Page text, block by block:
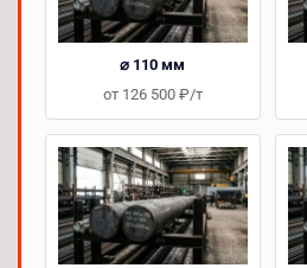
⌀ 110 мм
от 126 500 ₽/т